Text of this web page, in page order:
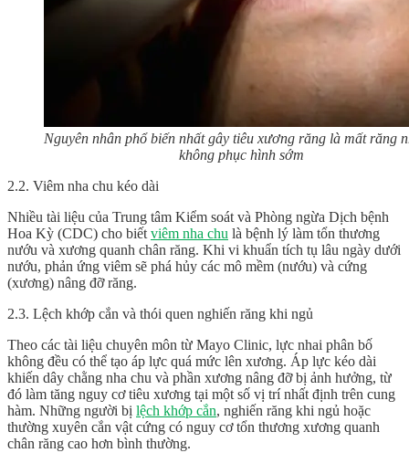
Nguyên nhân phổ biến nhất gây tiêu xương răng là mất răng
không phục hình sớm
2.2. Viêm nha chu kéo dài
Nhiều tài liệu của Trung tâm Kiểm soát và Phòng ngừa Dịch bệnh
Hoa Kỳ (CDC) cho biếtviêm nha chu là bệnh lý làm tổn thương
nướu và xương quanh chân răng. Khi vi khuẩn tích tụ lâu ngày dưới
nướu, phản ứng viêm sẽ phá hủy các mô mềm (nướu) và cứng
(xương) nâng đỡ răng.
2.3. Lệch khớp cắn và thói quen nghiến răng khi ngủ
Theo các tài liệu chuyên môn từ Mayo Clinic, lực nhai phân bố
không đều có thể tạo áp lực quá mức lên xương. Áp lực kéo dài
khiến dây chằng nha chu và phần xương nâng đỡ bị ảnh hưởng, từ
đó làm tăng nguy cơ tiêu xương tại một số vị trí nhất định trên cung
hàm. Những người bị lệch khớp cắn, nghiến răng khi ngủ hoặc
thường xuyên cắn vật cứng có nguy cơ tổn thương xương quanh
chân răng cao hơn bình thường.